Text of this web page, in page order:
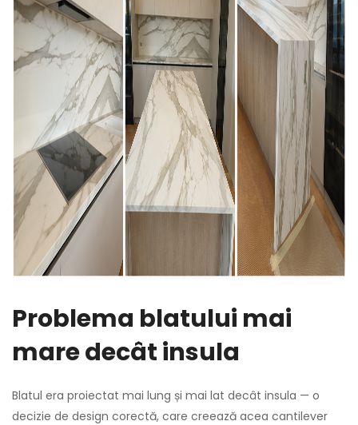
Problema blatului mai
mare decât insula
Blatul era proiectat mai lung și mai lat decât insula — o
decizie de design corectă, care creează acea cantilever